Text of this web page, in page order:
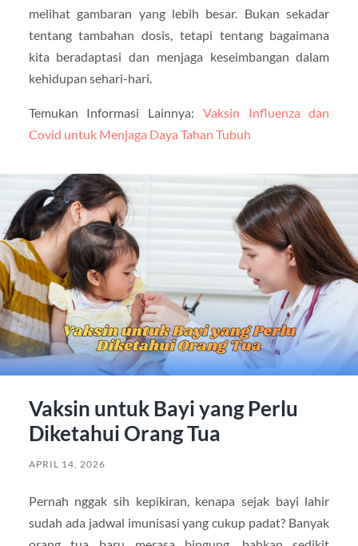
melihat gambaran yang lebih besar. Bukan sekadar
tentang tambahan dosis, tetapi tentang bagaimana
kita beradaptasi dan menjaga keseimbangan dalam
kehidupan sehari-hari.
Temukan Informasi Lainnya: Vaksin Influenza dan
Covid untuk Menjaga Daya Tahan Tubuh
Vaksin untuk Bayi yang Perlu
Diketahui Orang Tua
APRIL 14, 2026
Pernah nggak sih kepikiran, kenapa sejak bayi lahir
sudah ada jadwal imunisasi yang cukup padat? Banyak